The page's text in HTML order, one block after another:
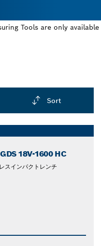
Tools are only available
Sort
18V-1600 HC
スインパクトレンチ